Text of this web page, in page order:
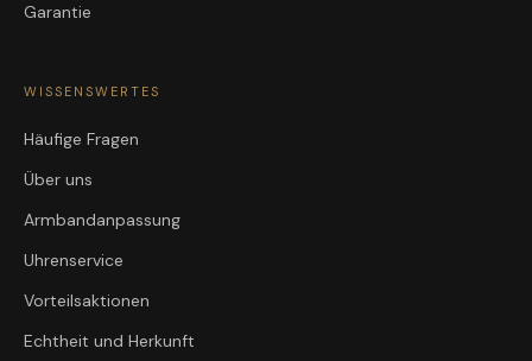
Garantie
WISSENSWERTES
Häufige Fragen
Über uns
Armbandanpassung
Uhrenservice
Vorteilsaktionen
Echtheit und Herkunft